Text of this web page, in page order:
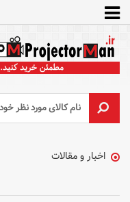
اخبار و مقالات